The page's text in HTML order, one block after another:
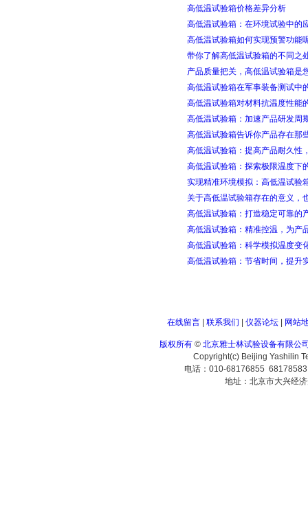
高低温试验箱价格差异分析
高低温试验箱：在环境试验中的
高低温试验箱如何实现预警功能
带你了解高低温试验箱的不同之
产品质量把关，高低温试验箱是
高低温试验箱在军事装备测试中
高低温试验箱对材料抗温度性能
高低温试验箱：加速产品研发周
高低温试验箱告诉你产品存在那
高低温试验箱：提高产品耐久性
高低温试验箱：探索极限温度下
实现精准环境模拟：高低温试验
关于高低温试验箱存在的意义，
高低温试验箱：打造稳定可靠的
高低温试验箱：精准控温，为产
高低温试验箱：科学模拟温度变
高低温试验箱：节省时间，提升
在线留言| 联系我们 仪器论坛| 网站
版权所有 © 北京雅士林试验设备有限公
Copyright(c) Beijing Yashilin
电话：010-68176855
地址：北京市大兴经